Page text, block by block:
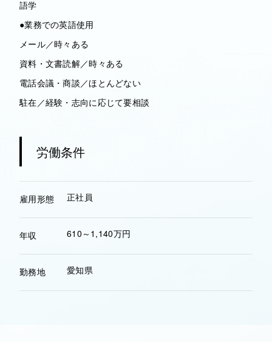
語学
●業務での英語使用
メール／時々ある
資料・文書読解／時々ある
電話会議・商談／ほとんどない
駐在／経験・志向に応じて要相談
労働条件
雇用形態 正社員
年収 610～1,140万円
勤務地 愛知県